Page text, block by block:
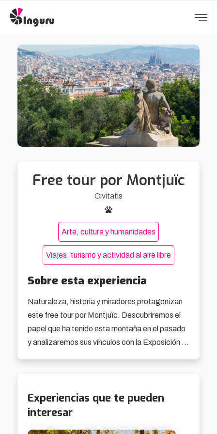
Free tour por Montjuïc
Civitatis
Arte, cultura y humanidades
Viajes, turismo y actividad al aire libre
Sobre esta experiencia
Naturaleza, historia y miradores protagonizan
este free tour por Montjuïc. Descubriremos el
papel que ha tenido esta montaña en el pasado
y analizaremos sus vínculos con la Exposición
🕐Itinerario
Experiencias que te pueden
interesar